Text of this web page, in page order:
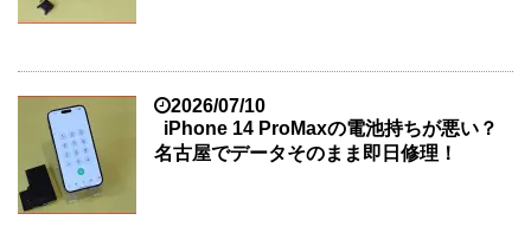
2026/07/10
iPhone 14 ProMaxの電池持ちが悪い？
名古屋でデータそのまま即日修理！